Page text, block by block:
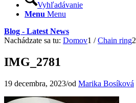
Vyhľadávanie
Menu Menu
Blog - Latest News
Nachádzate sa tu: Domov1 / Chain ring2
IMG_2781
19 decembra, 2023/od Marika Bosíková